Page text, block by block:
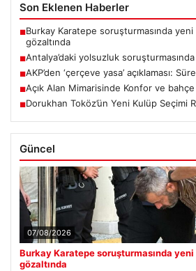
Son Eklenen Haberler
■Burkay Karatepe soruşturmasında yeni
gözaltında
■Antalya’daki yolsuzluk
■AKP’den ‘çerçeve yasa’ açıklaması:
■Açık Alan Mimarisinde Konfor ve
■Dorukhan Toköz’ün Yeni Kulüp Seçimi
Güncel
07/08/2026
Burkay Karatepe soruşturmasında yeni
gözaltında